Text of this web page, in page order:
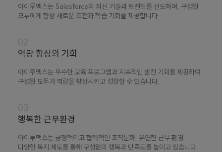
아이투맥스는 Salesforce의 최신 기술과 트렌드를 선도하며, 구성원
모두에게 항상 새로운 도전과 학습 기회를 제공합니다.
02
역량 향상의 기회
아이투맥스는 우수한 교육 프로그램과 지속적인 발전 기회를 제공하여
구성원 모두가 역량을 향상시키고 성장할 수 있습니다.
03
행복한 근무환경
아이투맥스는 긍정적이고 협력적인 조직문화, 유연한 근무 환경,
다양한 복지 제도를 통해 구성원의 행복과 만족도를 높이고 있습니다.